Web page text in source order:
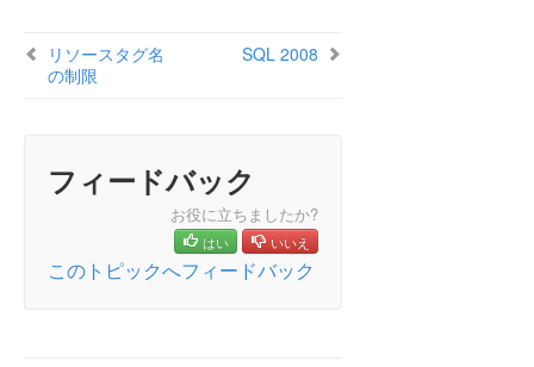
ライセンス – ライセンスされたリカバリキットリソースが
起動しない
ライセンス – ライセンスキーが見つからない
新しい評価ライセンスキーのエラー
日本語環境システムでの OpenJDK v19 以降のアップ
リソースタグ名
の制限
SQL 2008
フィードバック
お役に立ちましたか?
はい いいえ
このトピックへフィードバック